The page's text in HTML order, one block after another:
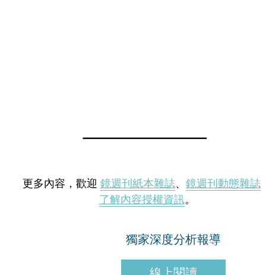
更多內容，歡迎 鏡週刊紙本雜誌、 鏡週刊動態雜誌
了解內容授權資訊。
獨家深度分析報導